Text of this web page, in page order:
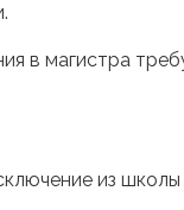
в магистра
из